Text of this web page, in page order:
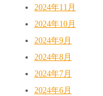
2024年11月
2024年10月
2024年9月
2024年8月
2024年7月
2024年6月